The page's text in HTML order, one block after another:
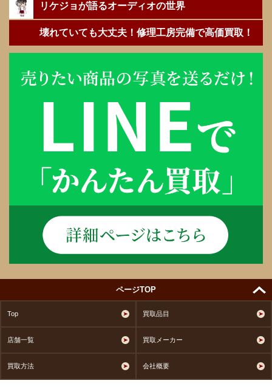
リケジョが語るオーディオの世界
壊れていても大丈夫！修理工房完備で高価買取！
ページTOP
Top 買取品目
店舗一覧 買取メーカー
買取方法 会社概要